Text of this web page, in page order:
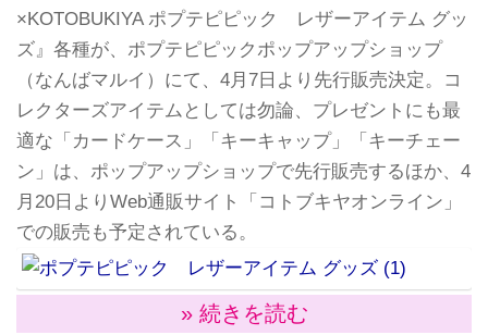
×KOTOBUKIYA ポプテピピック レザーアイテム グッ
ズ』各種が、ポプテピピックポップアップショップ
（なんばマルイ）にて、4月7日より先行販売決定。コ
レクターズアイテムとしては勿論、プレゼントにも最
適な「カードケース」「キーキャップ」「キーチェー
ン」は、ポップアップショップで先行販売するほか、4
月20日よりWeb通販サイト「コトブキヤオンライン」
での販売も予定されている。
» 続きを読む